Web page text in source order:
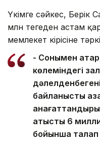
Үкімге сәйкес, Берік
млн теңгеден астам
мемлекет кірісіне
- Сонымен
көлеміндегі
байланысты
қатысты 6
бойынша талап